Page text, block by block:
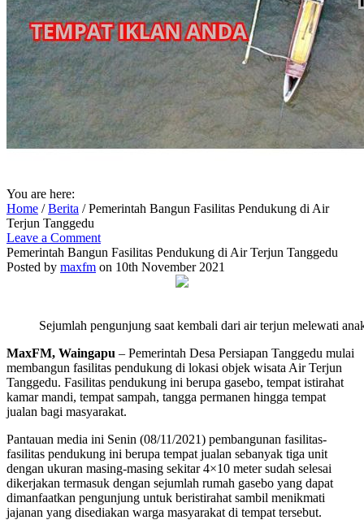
You are here:
Home /Berita /Pemerintah Bangun Fasilitas Pendukung di Air
Terjun Tanggedu
Leave a Comment
Pemerintah Bangun Fasilitas Pendukung di Air Terjun Tanggedu
Posted by maxfm on 10th November 2021
Sejumlah pengunjung saat kembali dari air terjun melewati
MaxFM, Waingapu – Pemerintah Desa Persiapan Tanggedu mulai
membangun fasilitas pendukung di lokasi objek wisata Air Terjun
Tanggedu. Fasilitas pendukung ini berupa gasebo, tempat istirahat
kamar mandi, tempat sampah, tangga permanen hingga tempat
jualan bagi masyarakat.
Pantauan media ini Senin (08/11/2021) pembangunan fasilitas-
fasilitas pendukung ini berupa tempat jualan sebanyak tiga unit
dengan ukuran masing-masing sekitar 4×10 meter sudah selesai
dikerjakan termasuk dengan sejumlah rumah gasebo yang dapat
dimanfaatkan pengunjung untuk beristirahat sambil menikmati
jajanan yang disediakan warga masyarakat di tempat tersebut.